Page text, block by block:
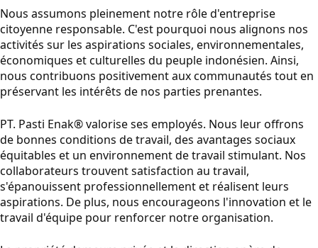
Nous assumons pleinement notre rôle d'entreprise
citoyenne responsable. C'est pourquoi nous alignons nos
activités sur les aspirations sociales, environnementales,
économiques et culturelles du peuple indonésien. Ainsi,
nous contribuons positivement aux communautés tout en
préservant les intérêts de nos parties prenantes.
PT. Pasti Enak® valorise ses employés. Nous leur offrons
de bonnes conditions de travail, des avantages sociaux
équitables et un environnement de travail stimulant. Nos
collaborateurs trouvent satisfaction au travail,
s'épanouissent professionnellement et réalisent leurs
aspirations. De plus, nous encourageons l'innovation et le
travail d'équipe pour renforcer notre organisation.